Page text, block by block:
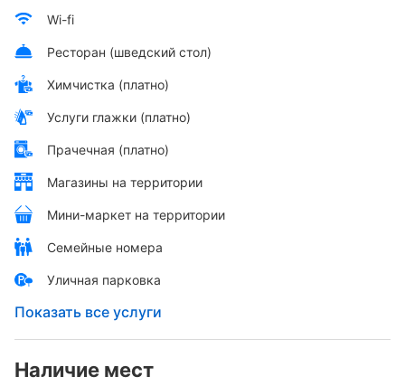
Wi-fi
Ресторан (шведский стол)
Химчистка (платно)
Услуги глажки (платно)
Прачечная (платно)
Магазины на территории
Мини-маркет на территории
Семейные номера
Уличная парковка
Показать все услуги
Наличие мест